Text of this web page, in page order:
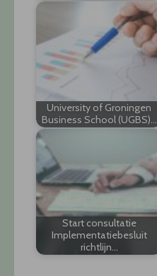
University of Groningen
Business School (UGBS)…
Start consultatie
Implementatiebesluit
richtlijn…